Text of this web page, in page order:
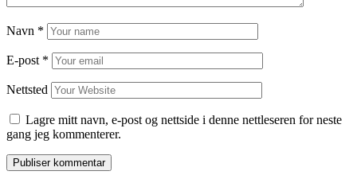
Navn *
E-post *
Nettsted
Lagre mitt navn, e-post og nettside i denne nettleseren for neste
gang jeg kommenterer.